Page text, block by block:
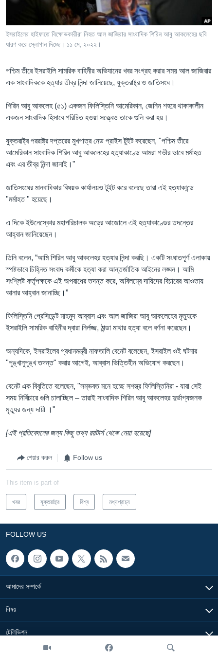
Learning English
FOLLOW US
অন্য ভাষায় ওয়েব সাইট
ইসরাইলের হাইফাতে বিক্ষোভকারীরা নিহত আল জাজিরার সাংবাদিক শিরিন আবু আকলেহের ছবি
ধারণ করে স্লোগান দিচ্ছে। ১১ মে, ২০২২।
পশ্চিম তীরে ইসরাইলি সামরিক বাহিনীর অভিযানের খবর সংগ্রহ করার সময় আল জাজিরার
এক সাংবাদিককে হত্যার তীব্র নিন্দা জানিয়েছে, যুক্তরাষ্ট্র ও জাতিসংঘ।
শিরিন আবু আকলেহ (৫১) একজন ফিলিস্তিনি আমেরিকান, জেনিন শহরে থাকাকালীন
একজন সাংবাদিক হিসাবে পরিচিত হওয়া সত্ত্বেও তাকে গুলি করা হয়।
যুক্তরাষ্ট্র পররাষ্ট্র দপ্তরের মুখপাত্র নেড প্রাইস টুইট করেছেন, "পশ্চিম তীরে
আমেরিকান সাংবাদিক শিরিন আবু আকলেহের হত্যাকাণ্ডে আমরা গভীর ভাবে মর্মাহত
এবং এর তীব্র নিন্দা জানাই।"
জাতিসংঘের মানবাধিকার বিষয়ক কার্যালয়ও টুইট করে বলেছে তারা এই হত্যাকান্ডে
"মর্মাহত " হয়েছে।
এ দিকে ইউনেস্কোর মহাপরিচালক অড্রে আজোলে এই হত্যাকাণ্ডের তদন্তের
আহ্বান জানিয়েছেন।
তিনি বলেন, “আমি শিরিন আবু আকলেহর হত্যার নিন্দা করছি। একটি সংঘাতপূর্ণ এলাকায়
স্পষ্টভাবে চিহ্নিত সংবাদ কর্মীকে হত্যা করা আন্তর্জাতিক আইনের লঙ্ঘন। আমি
সংশ্লিষ্ট কর্তৃপক্ষকে এই অপরাধের তদন্ত করে, অবিলম্বে দায়িদের বিচারের আওতায়
আনার আহ্বান জানাচ্ছি।”
ফিলিস্তিনি প্রেসিডেন্ট মাহমুদ আব্বাস এবং আল জাজিরা আবু আকলেহের মৃত্যুকে
ইসরাইলি সামরিক বাহিনীর দ্বারা নির্লজ্জ, ঠান্ডা মাথার হত্যা বলে বর্ণনা করেছেন।
অন্যদিকে, ইসরাইলের প্রধানমন্ত্রী নাফতালি বেনেট বলেছেন, ইসরাইল ওই ঘটনার
"পুঙ্খানুপুঙ্খ তদন্ত" করার আগেই, আব্বাস ভিত্তিহীন অভিযোগ করছেন।
বেনেট এক বিবৃতিতে বলেছেন, "সম্ভবত মনে হচ্ছে সশস্ত্র ফিলিস্তিনিরা - যারা সেই
সময় নির্বিচারে গুলি চালাচ্ছিল – তারাই সাংবাদিক শিরিন আবু আকলেহর দুর্ভাগ্যজনক
মৃত্যুর জন্য দায়ী ।"
[এই প্রতিবেদনের জন্য কিছু তথ্য রয়টার্স থেকে নেয়া হয়েছে]
শেয়ার করুন Follow us
This item is part of
খবর যুক্তরাষ্ট্র বিশ্ব মধ্যপ্রাচ্য
FOLLOW US
আমাদের সম্পর্কে
বিষয়
টেলিভিশন